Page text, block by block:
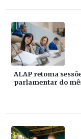
ALAP retoma
parlamentar do